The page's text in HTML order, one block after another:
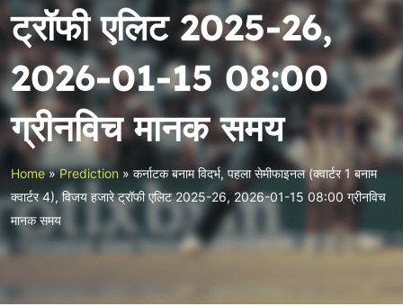
ट्रॉफी एलिट 2025-26,
2026-01-15 08:00
ग्रीनविच मानक समय
Home»Prediction »कर्नाटक बनाम विदर्भ, पहला सेमीफाइनल (क्वार्टर 1 बनाम
क्वार्टर 4), विजय हजारे ट्रॉफी एलिट 2025-26, 2026-01-15 08:00 ग्रीनविच
मानक समय